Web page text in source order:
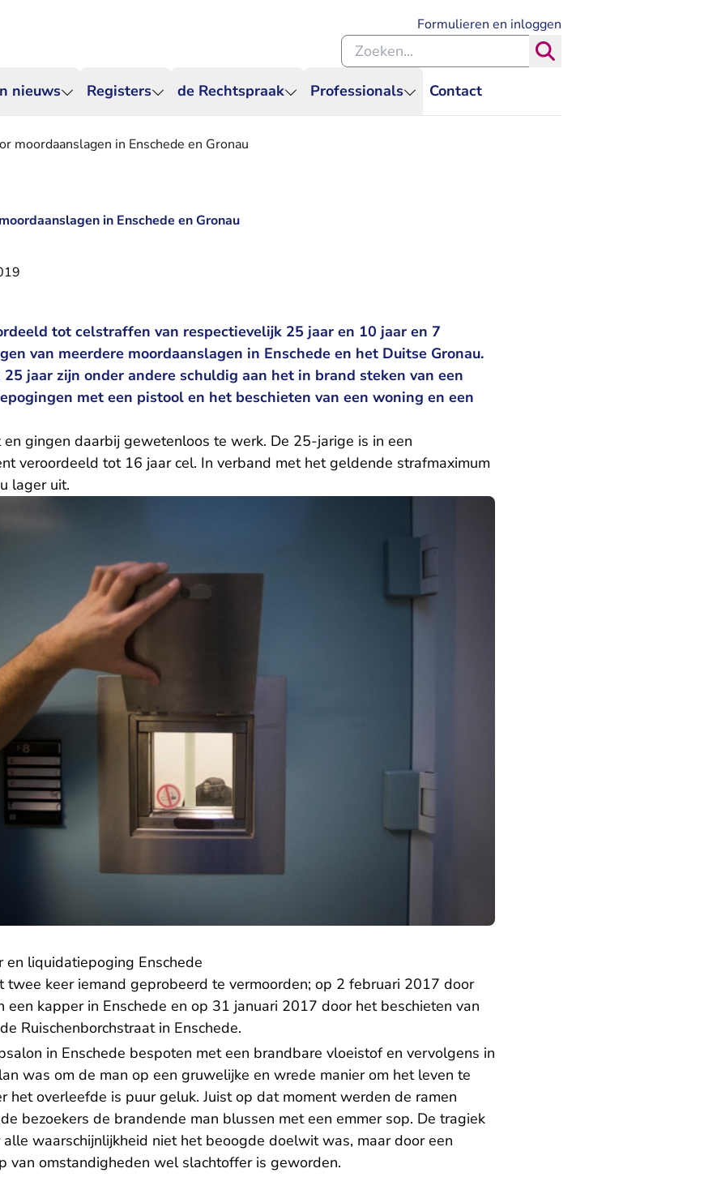
nieuws Registers de Rechtspraak Professionals Contact
Formulieren en inloggen
Zoeken binnen de Rechtspraak
moordaanslagen in Enschede en Gronau
in Enschede en Gronau
tot celstraffen van respectievelijk 25 jaar en 10 jaar en 7
van meerdere moordaanslagen in Enschede en het Duitse Gronau.
jaar zijn onder andere schuldig aan het in brand steken van een
met een pistool en het beschieten van een woning en een
gingen daarbij gewetenloos te werk. De 25-jarige is in een
veroordeeld tot 16 jaar cel. In verband met het geldende strafmaximum
lager uit.
en liquidatiepoging Enschede
twee keer iemand geprobeerd te vermoorden; op 2 februari 2017 door
een kapper in Enschede en op 31 januari 2017 door het beschieten van
Ruischenborchstraat in Enschede.
in Enschede bespoten met een brandbare vloeistof en vervolgens in
was om de man op een gruwelijke en wrede manier om het leven te
het overleefde is puur geluk. Juist op dat moment werden de ramen
bezoekers de brandende man blussen met een emmer sop. De tragiek
waarschijnlijkheid niet het beoogde doelwit was, maar door een
van omstandigheden wel slachtoffer is geworden.